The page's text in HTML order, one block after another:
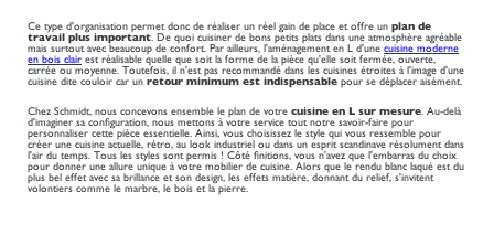
Ce type d'organisation permet donc de réaliser un réel gain de place et offre un plan de
travail plus important . De quoi cuisiner de bons petits plats dans une atmosphère agréable
mais surtout avec beaucoup de confort. Par ailleurs, l'aménagement en L d'une cuisine moderne
en bois clair est réalisable quelle que soit la forme de la pièce qu'elle soit fermée, ouverte,
carrée ou moyenne. Toutefois, il n'est pas recommandé dans les cuisines étroites à l'image d'une
cuisine dite couloir car un retour minimum est indispensable pour se déplacer aisément.
Chez Schmidt, nous concevons ensemble le plan de votre cuisine en L sur mesure . Au-delà
d'imaginer sa configuration, nous mettons à votre service tout notre savoir-faire pour
personnaliser cette pièce essentielle. Ainsi, vous choisissez le style qui vous ressemble pour
créer une cuisine actuelle, rétro, au look industriel ou dans un esprit scandinave résolument dans
l'air du temps. Tous les styles sont permis ! Côté finitions, vous n'avez que l'embarras du choix
pour donner une allure unique à votre mobilier de cuisine. Alors que le rendu blanc laqué est du
plus bel effet avec sa brillance et son design, les effets matière, donnant du relief, s'invitent
volontiers comme le marbre, le bois et la pierre.